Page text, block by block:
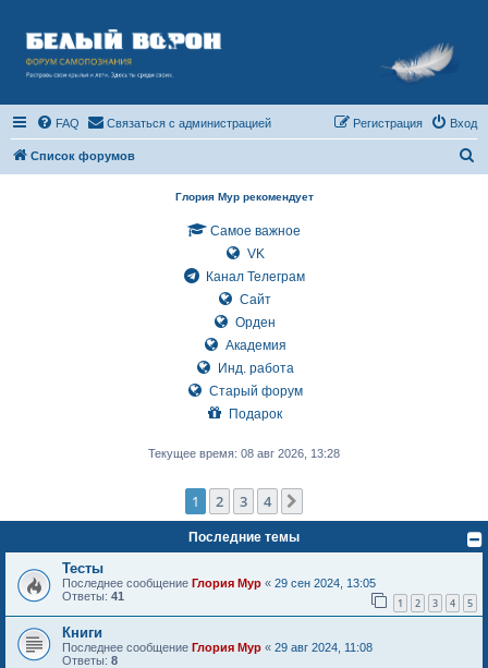
FAQ Связаться с администрацией Вход
Регистрация
Список форумов
Глория Мур рекомендует
Самое важное
VK
Канал Телеграм
Сайт
Орден
Академия
Инд. работа
Старый форум
Подарок
Текущее время: 08 авг 2026, 13:28
1 2 3 4
Последние темы
Тесты
Последнее сообщение Глория Мур « 29 сен 2024, 13:05
Ответы: 41 1 2 3 4 5
Книги
Последнее сообщение Глория Мур « 29 авг 2024, 11:08
Ответы: 8